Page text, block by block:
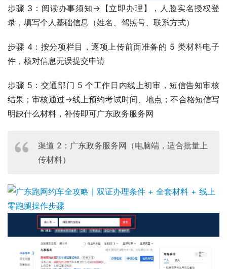
步骤 3：阅读办事须知→【立即办理】，人脸实名授权登
录，填写个人基础信息（姓名、驾照号、联系方式）
步骤 4：按分项栏目，逐项上传前面准备的 5 类材料电子
件，核对信息无误提交申请
步骤 5：交通部门 5 个工作日内线上初审，短信告知审核
结果；审核通过→线上预约考试时间、地点；不合格短信写
明缺什么材料，补传即可广东政务服务网
渠道 2：广东政务服务网（电脑端，适合批量上
传材料）